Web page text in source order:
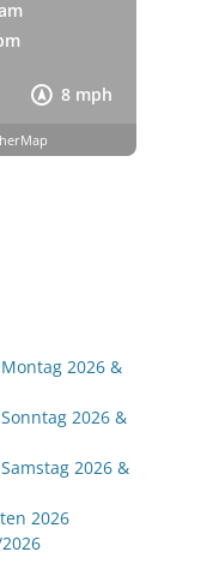
8 mph
2026 &
2026 &
2026 &
2026